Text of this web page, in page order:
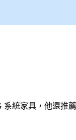
系統家具，他還推